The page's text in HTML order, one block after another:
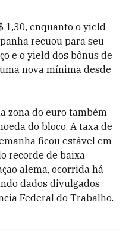
1,30, enquanto o yield
recuou para seu
e o yield dos bônus de
nova mínima desde
zona do euro também
do bloco. A taxa de
ficou estável em
recorde de baixa
alemã, ocorrida há
dados divulgados
Federal do Trabalho.